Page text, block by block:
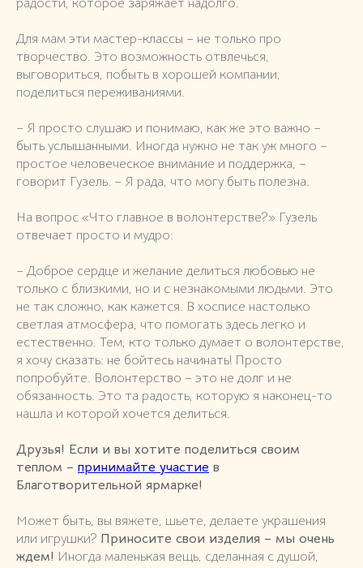
радости, которое заряжает надолго.
Для мам эти мастер-классы – не только про
творчество. Это возможность отвлечься,
выговориться, побыть в хорошей компании,
поделиться переживаниями.
– Я просто слушаю и понимаю, как же это важно –
быть услышанными. Иногда нужно не так уж много –
простое человеческое внимание и поддержка, –
говорит Гузель. – Я рада, что могу быть полезна.
На вопрос «Что главное в волонтерстве?» Гузель
отвечает просто и мудро:
– Доброе сердце и желание делиться любовью не
только с близкими, но и с незнакомыми людьми. Это
не так сложно, как кажется. В хосписе настолько
светлая атмосфера, что помогать здесь легко и
естественно. Тем, кто только думает о волонтерстве,
я хочу сказать: не бойтесь начинать! Просто
попробуйте. Волонтерство – это не долг и не
обязанность. Это та радость, которую я наконец-то
нашла и которой хочется делиться.
Друзья! Если и вы хотите поделиться своим
теплом – принимайте участие в
Благотворительной ярмарке!
Может быть, вы вяжете, шьете, делаете украшения
или игрушки? Приносите свои изделия – мы очень
ждем! Иногда маленькая вещь, сделанная с душой,